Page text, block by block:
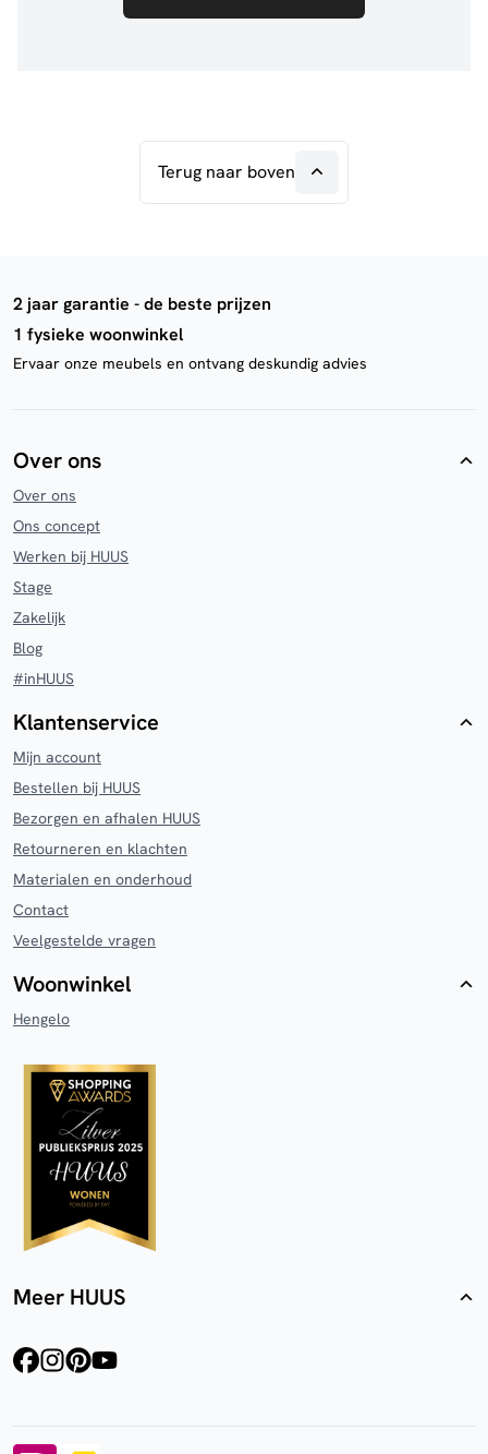
Terug naar boven
2 jaar garantie - de beste prijzen
1 fysieke woonwinkel
Ervaar onze meubels en ontvang deskundig advies
Over ons
Over ons
Ons concept
Werken bij HUUS
Stage
Zakelijk
Blog
#inHUUS
Klantenservice
Mijn account
Bestellen bij HUUS
Bezorgen en afhalen HUUS
Retourneren en klachten
Materialen en onderhoud
Contact
Veelgestelde vragen
Woonwinkel
Hengelo
Meer HUUS
facebookinstagram
pinterest
youtube